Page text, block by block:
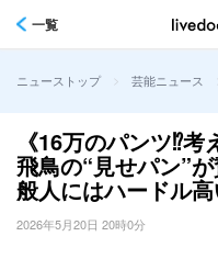
一覧
ニューストップ > 芸能ニュース
《16万のパンツ⁉
飛鳥の“見せパン”
般人にはハードル
2026年5月20日 20時0分